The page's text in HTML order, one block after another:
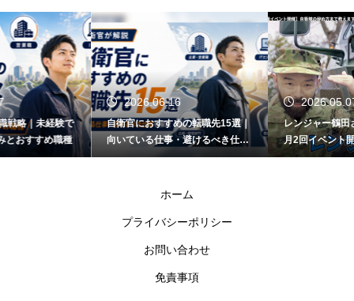
験で
職種
2026.06.16
自衛官におすすめの転職先15選｜
向いている仕事・避けるべき仕事
も解説
2026.05.07
レンジャー鶴田さんとコラ
月2回イベント開催決定！
ホーム
プライバシーポリシー
お問い合わせ
免責事項